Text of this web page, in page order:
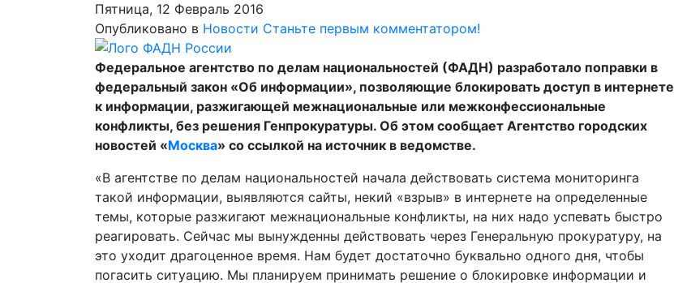
Пятница, 12 Февраль 2016
Опубликовано в Новости Станьте первым комментатором!
Федеральное агентство по делам национальностей (ФАДН) разработало поправки в
федеральный закон «Об информации», позволяющие блокировать доступ в интернете
к информации, разжигающей межнациональные или межконфессиональные
конфликты, без решения Генпрокуратуры. Об этом сообщает Агентство городских
новостей «Москва» со ссылкой на источник в ведомстве.
«В агентстве по делам национальностей начала действовать система мониторинга
такой информации, выявляются сайты, некий «взрыв» в интернете на определенные
темы, которые разжигают межнациональные конфликты, на них надо успевать быстро
реагировать. Сейчас мы вынужденны действовать через Генеральную прокуратуру, на
это уходит драгоценное время. Нам будет достаточно буквально одного дня, чтобы
погасить ситуацию. Мы планируем принимать решение о блокировке информации и